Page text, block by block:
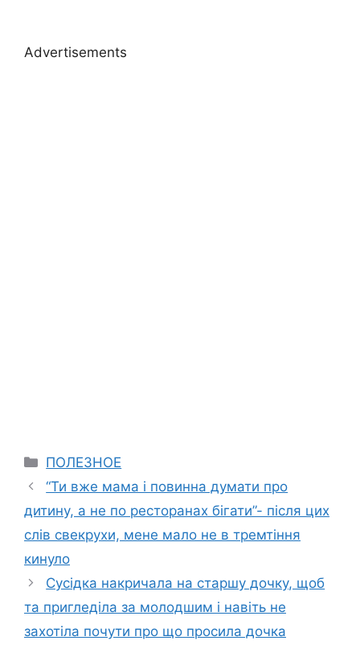
Advertisements
Categories
ПОЛЕЗНОЕ
“Ти вже мама і повинна думати про
дитину, а не по ресторанах бігати”- після цих
слів свекрухи, мене мало не в тремтіння
кинуло
Сусідка накричала на старшу дочку, щоб
та пригледіла за молодшим і навіть не
захотіла почути про що просила дочка